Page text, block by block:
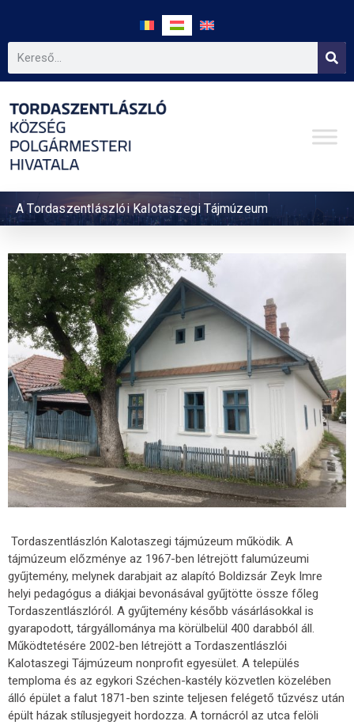
A Tordaszentlászlói Kalotaszegi Tájmúzeum
Tordaszentlászlón Kalotaszegi tájmúzeum működik. A
tájmúzeum előzménye az 1967-ben létrejött falumúzeumi
gyűjtemény, melynek darabjait az alapító Boldizsár Zeyk Imre
helyi pedagógus a diákjai bevonásával gyűjtötte össze főleg
Tordaszentlászlóról. A gyűjtemény később vásárlásokkal is
gyarapodott, tárgyállománya ma körülbelül 400 darabból áll.
Működtetésére 2002-ben létrejött a Tordaszentlászlói
Kalotaszegi Tájmúzeum nonprofit egyesület. A település
temploma és az egykori Széchen-kastély közvetlen közelében
álló épület a falut 1871-ben szinte teljesen felégető tűzvész után
épült házak stílusjegyeit hordozza. A tornácról az utca felöli